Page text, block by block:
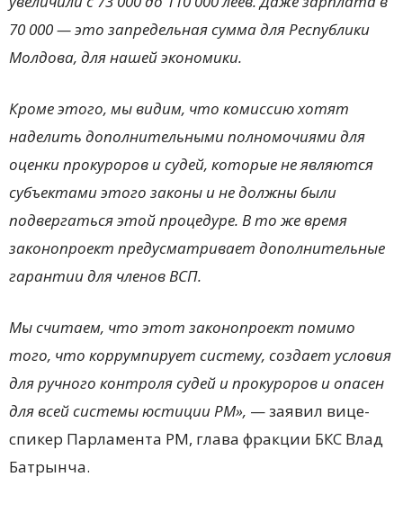
70 000 — это запредельная сумма для Республики
Молдова, для нашей экономики.
Кроме этого, мы видим, что комиссию хотят
наделить дополнительными полномочиями для
оценки прокуроров и судей, которые не являются
субъектами этого законы и не должны были
подвергаться этой процедуре. В то же время
законопроект предусматривает дополнительные
гарантии для членов ВСП.
Мы считаем, что этот законопроект помимо
того, что коррумпирует систему, создает условия
для ручного контроля судей и прокуроров и опасен
для всей системы юстиции РМ», — заявил вице-
спикер Парламента РМ, глава фракции БКС Влад
Батрынча.